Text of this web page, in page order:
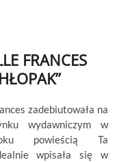
FRANCES
zadebiutowała na
wydawniczym w
powieścią Ta
wpisała się w